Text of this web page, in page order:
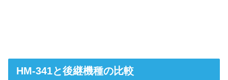
HM-341と後継機種の比較